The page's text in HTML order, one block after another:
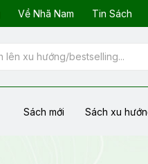
Về Nhã Nam Tin Sách
Sách mới Sách xu